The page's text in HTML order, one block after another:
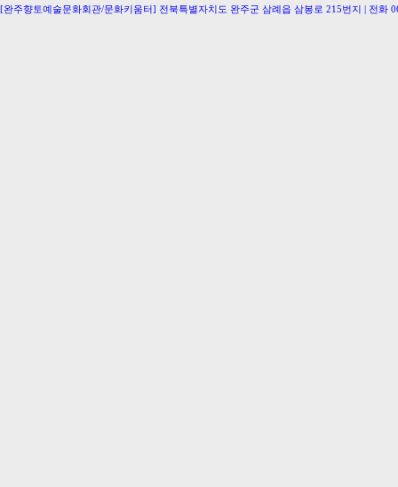
[완주향토예술문화회관/문화키움터] 전북특별자치도 완주군 삼례읍 삼봉로 215번지 | 전화